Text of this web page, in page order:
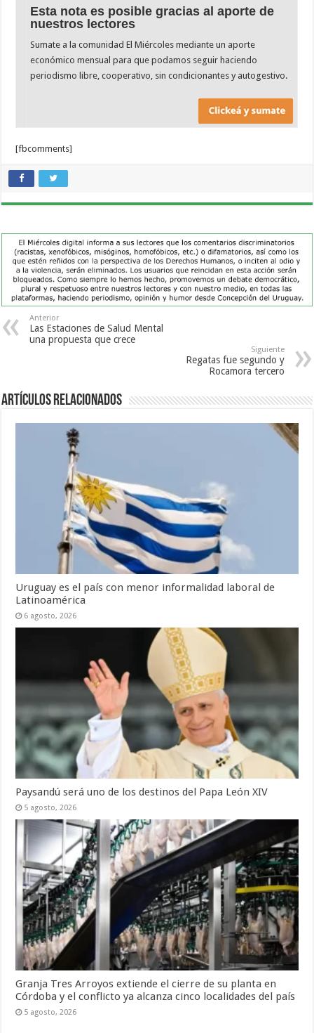
Esta nota es posible gracias al aporte de
nuestros lectores
Sumate a la comunidad El Miércoles mediante un aporte
económico mensual para que podamos seguir haciendo
periodismo libre, cooperativo, sin condicionantes y autogestivo.
[fbcomments]
Anterior
Las Estaciones de Salud Mental
una propuesta que crece
Siguiente
Regatas fue segundo y
Rocamora tercero
Artículos Relacionados
Uruguay es el país con menor informalidad laboral de
Latinoamérica
6 agosto, 2026
Paysandú será uno de los destinos del Papa León XIV
5 agosto, 2026
Granja Tres Arroyos extiende el cierre de su planta en
Córdoba y el conflicto ya alcanza cinco localidades del país
5 agosto, 2026